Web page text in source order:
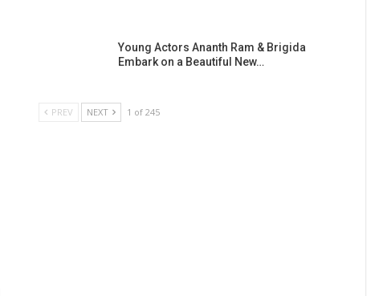
Young Actors Ananth Ram & Brigida
Embark on a Beautiful New…
PREV NEXT 1 of 245